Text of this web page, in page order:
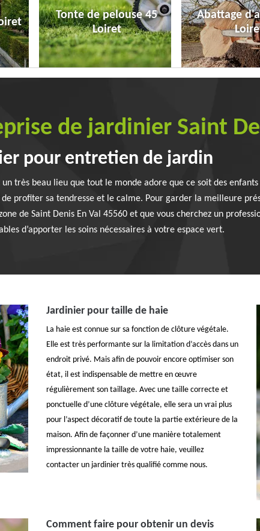
Tonte de pelouse 45
Loiret
Abattage
de jardinier Saint
pour entretien de jardin
un très beau lieu que tout le monde adore que ce soit des
profiter sa tendresse et le calme. Pour garder la meilleure
de Saint Denis En Val 45560 et que vous cherchez un
d’apporter les soins nécessaires à votre espace vert.
Jardinier pour taille de haie
La haie est connue sur sa fonction de clôture végétale.
Elle est très performante sur la limitation d’accès dans un
endroit privé. Mais afin de pouvoir encore optimiser son
état, il est indispensable de mettre en œuvre
régulièrement son taillage. Avec une taille correcte et
ponctuelle d’une clôture végétale, elle sera un vrai plus
pour l’aspect décoratif de toute la partie extérieure de la
maison. Afin de façonner d’une manière totalement
impressionnante la taille de votre haie, veuillez
contacter un jardinier très qualifié comme nous.
Comment faire pour obtenir un devis